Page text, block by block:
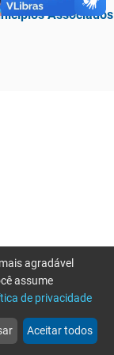
Associados
more_horiz
Mais
agradável
assume
de privacidade
Aceitar todos